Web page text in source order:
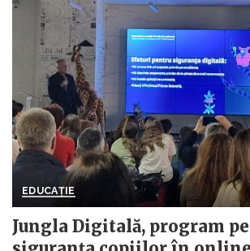
EDUCAȚIE
Jungla Digitală, program